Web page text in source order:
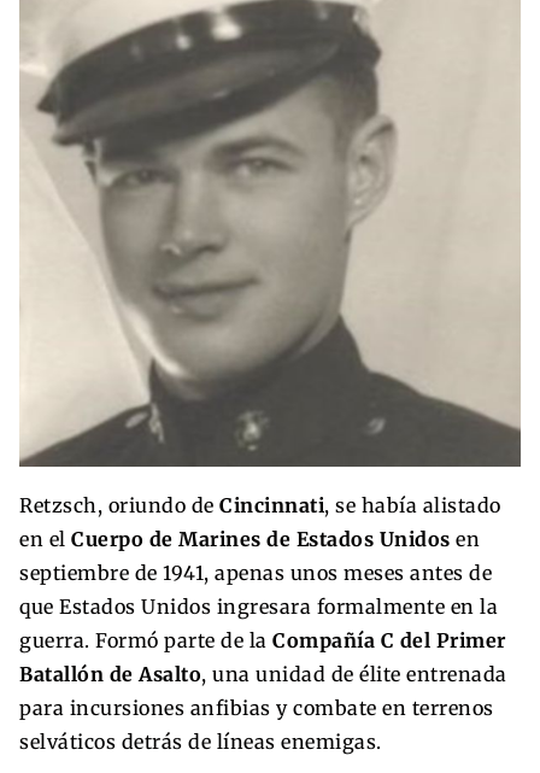
Retzsch, oriundo de Cincinnati, se había alistado
en el Cuerpo de Marines de Estados Unidos en
septiembre de 1941, apenas unos meses antes de
que Estados Unidos ingresara formalmente en la
guerra. Formó parte de la Compañía C del Primer
Batallón de Asalto, una unidad de élite entrenada
para incursiones anfibias y combate en terrenos
selváticos detrás de líneas enemigas.